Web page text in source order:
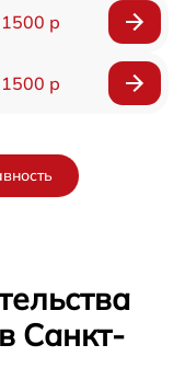
1500 р
1500 р
Санкт-